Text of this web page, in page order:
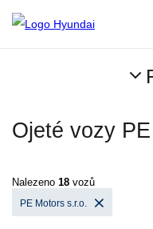
Ojeté vozy
Nalezeno 18 vozů
PE Motors s.r.o.